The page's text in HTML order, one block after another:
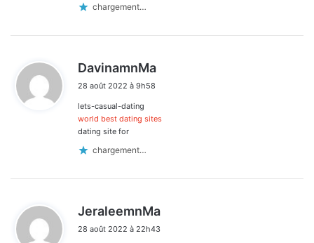
chargement…
DavinamnMa
:
28 août 2022 à 9h58
lets-casual-dating
world best dating sites
dating site for
chargement…
JeraleemnMa
28 août 2022 à 22h43